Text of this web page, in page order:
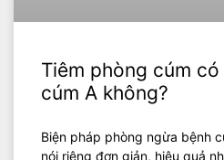
Tiêm phòng cúm
cúm A không?
Biện pháp phòng ngừa bệnh
nói riêng đơn giản, hiệu quả